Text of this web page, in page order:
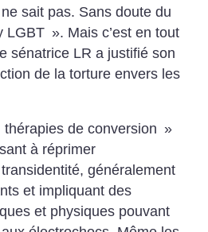
sait pas. Sans doute du
LGBT ». Mais c’est en tout
sénatrice LR a justifié son
de la torture envers les
thérapies de conversion »
à réprimer
transidentité, généralement
et impliquant des
et physiques pouvant